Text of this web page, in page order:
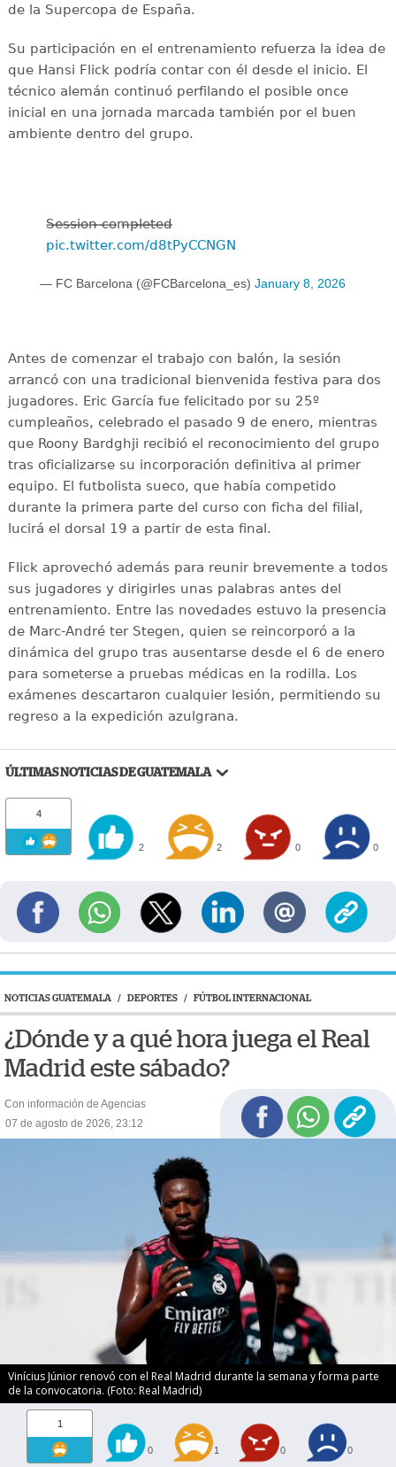
de la Supercopa de España.
Su participación en el entrenamiento refuerza la idea de
que Hansi Flick podría contar con él desde el inicio. El
técnico alemán continuó perfilando el posible once
inicial en una jornada marcada también por el buen
ambiente dentro del grupo.
S̶e̶s̶s̶i̶o̶n̶ ̶c̶o̶m̶p̶l̶e̶t̶e̶d̶
pic.twitter.com/d8tPyCCNGN
— FC Barcelona (@FCBarcelona_es) January 8, 2026
Antes de comenzar el trabajo con balón, la sesión
arrancó con una tradicional bienvenida festiva para dos
jugadores. Eric García fue felicitado por su 25º
cumpleaños, celebrado el pasado 9 de enero, mientras
que Roony Bardghji recibió el reconocimiento del grupo
tras oficializarse su incorporación definitiva al primer
equipo. El futbolista sueco, que había competido
durante la primera parte del curso con ficha del filial,
lucirá el dorsal 19 a partir de esta final.
Flick aprovechó además para reunir brevemente a todos
sus jugadores y dirigirles unas palabras antes del
entrenamiento. Entre las novedades estuvo la presencia
de Marc-André ter Stegen, quien se reincorporó a la
dinámica del grupo tras ausentarse desde el 6 de enero
para someterse a pruebas médicas en la rodilla. Los
exámenes descartaron cualquier lesión, permitiendo su
regreso a la expedición azulgrana.
ÚLTIMAS NOTICIAS DE GUATEMALA
4
2 2 0 0
NOTICIAS GUATEMALA / DEPORTES / FÚTBOL INTERNACIONAL
¿Dónde y a qué hora juega el Real
Madrid este sábado?
Con información de Agencias
07 de agosto de 2026, 23:12
Vinícius Júnior renovó con el Real Madrid durante la semana y forma parte
de la convocatoria. (Foto: Real Madrid)
1
0 1 0 0